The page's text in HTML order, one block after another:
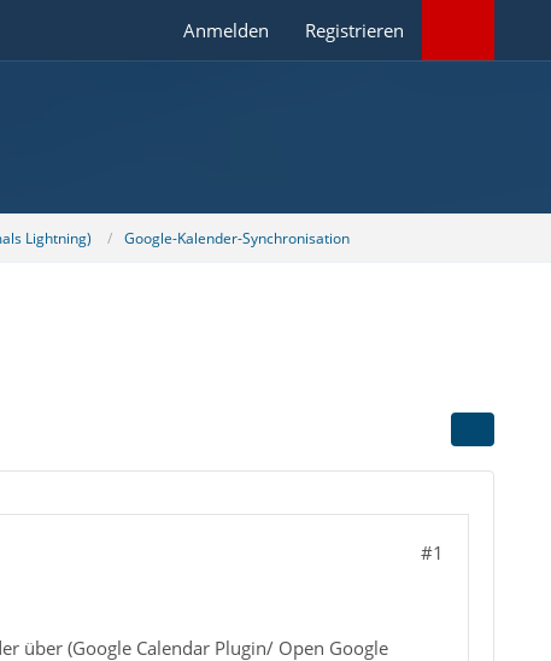
Anmelden Registrieren
Lightning) Google-Kalender-Synchronisation
#1
über (Google Calendar Plugin/ Open Google